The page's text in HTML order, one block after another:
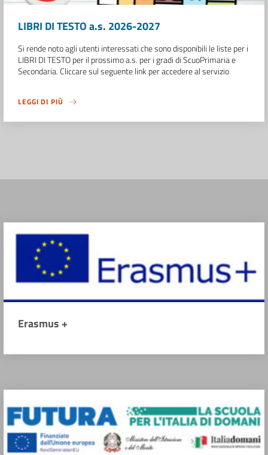
LIBRI DI TESTO a.s. 2026-2027
Si rende noto agli utenti interessati che sono disponibili le liste per i
LIBRI DI TESTO per il prossimo a.s. per i gradi di ScuoPrimaria e
Secondaria. Cliccare sul seguente link per accedere al servizio
LEGGI DI PIÙ
Erasmus +